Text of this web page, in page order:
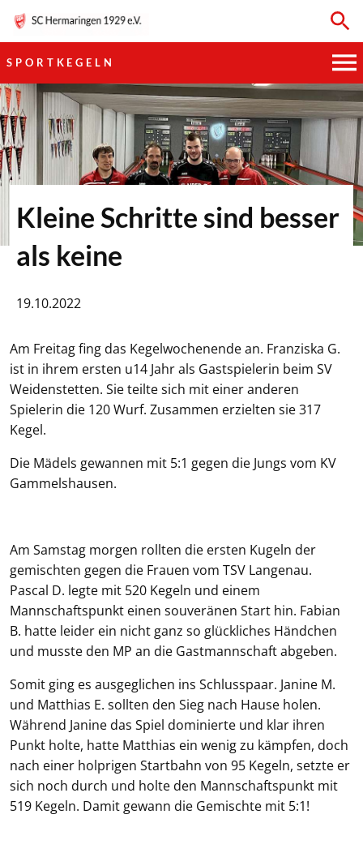
SPORTKEGELN
HAUPTVEREIN
SPORTKEGELN
FUSSBALL
GYMNASTIK
Kleine Schritte sind besser
als keine
19.10.2022
Am Freitag fing das Kegelwochenende an. Franziska G.
ist in ihrem ersten u14 Jahr als Gastspielerin beim SV
Weidenstetten. Sie teilte sich mit einer anderen
Spielerin die 120 Wurf. Zusammen erzielten sie 317
Kegel.
Die Mädels gewannen mit 5:1 gegen die Jungs vom KV
Gammelshausen.
Am Samstag morgen rollten die ersten Kugeln der
gemischten gegen die Frauen vom TSV Langenau.
Pascal D. legte mit 520 Kegeln und einem
Mannschaftspunkt einen souveränen Start hin. Fabian
B. hatte leider ein nicht ganz so glückliches Händchen
und musste den MP an die Gastmannschaft abgeben.
Somit ging es ausgeglichen ins Schlusspaar. Janine M.
und Matthias E. sollten den Sieg nach Hause holen.
Während Janine das Spiel dominierte und klar ihren
Punkt holte, hatte Matthias ein wenig zu kämpfen, doch
nach einer holprigen Startbahn von 95 Kegeln, setzte er
sich noch durch und holte den Mannschaftspunkt mit
519 Kegeln. Damit gewann die Gemischte mit 5:1!